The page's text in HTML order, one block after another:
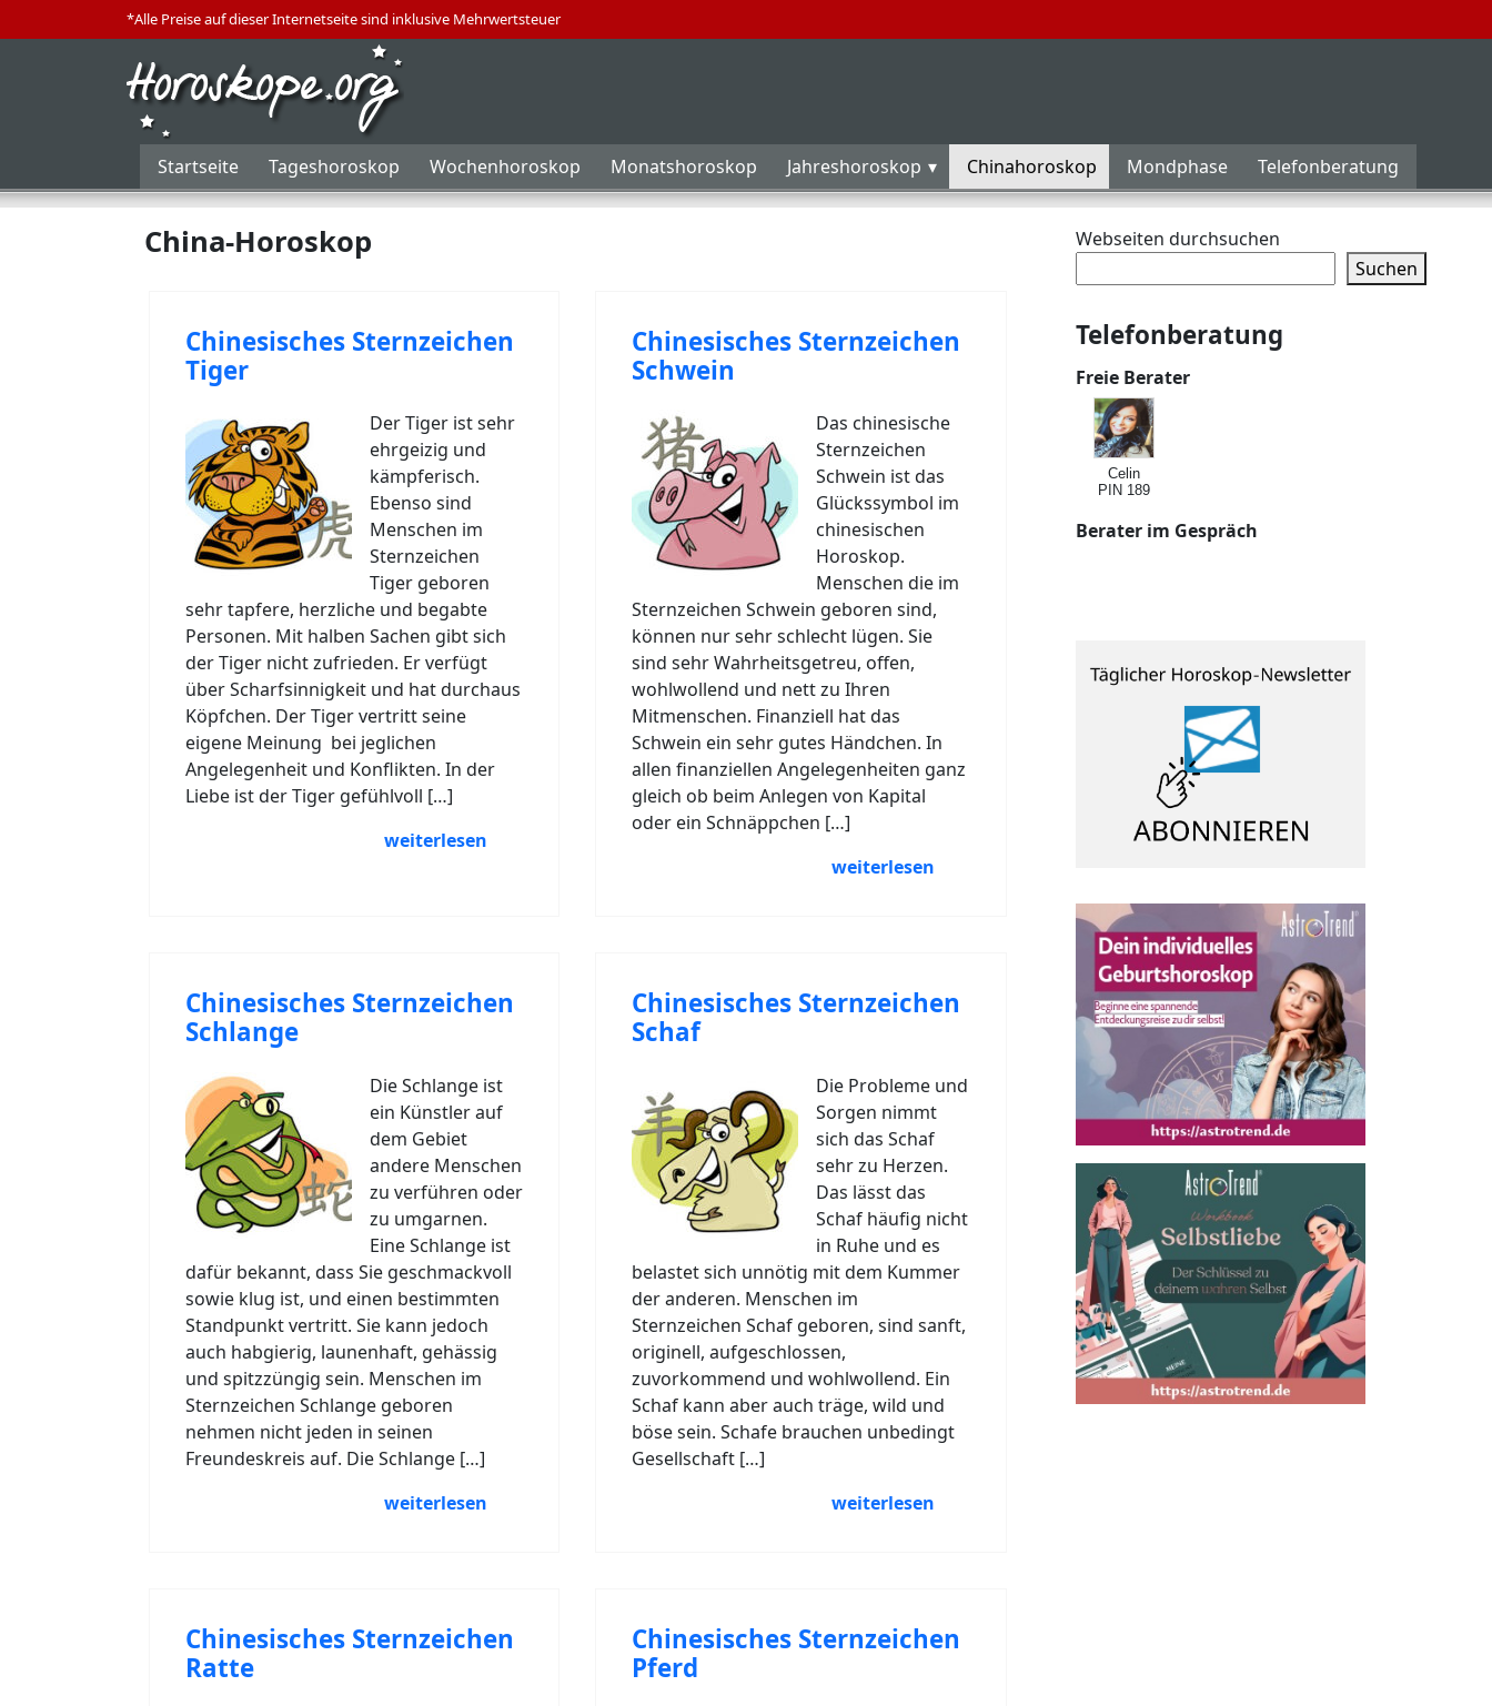
*Alle Preise auf dieser Internetseite sind inklusive Mehrwertsteuer
Startseite Tageshoroskop Wochenhoroskop Monatshoroskop Jahreshoroskop Chinahoroskop Mondphase Telefonberatung
China-Horoskop
Chinesisches Sternzeichen
Tiger
Der Tiger ist sehr
ehrgeizig und
kämpferisch.
Ebenso sind
Menschen im
Sternzeichen
Tiger geboren
sehr tapfere, herzliche und begabte
Personen. Mit halben Sachen gibt sich
der Tiger nicht zufrieden. Er verfügt
über Scharfsinnigkeit und hat durchaus
Köpfchen. Der Tiger vertritt seine
eigene Meinung bei jeglichen
Angelegenheit und Konflikten. In der
Liebe ist der Tiger gefühlvoll […]
weiterlesen
Chinesisches Sternzeichen
Schwein
Das chinesische
Sternzeichen
Schwein ist das
Glückssymbol im
chinesischen
Horoskop.
Menschen die im
Sternzeichen Schwein geboren sind,
können nur sehr schlecht lügen. Sie
sind sehr Wahrheitsgetreu, offen,
wohlwollend und nett zu Ihren
Mitmenschen. Finanziell hat das
Schwein ein sehr gutes Händchen. In
allen finanziellen Angelegenheiten ganz
gleich ob beim Anlegen von Kapital
oder ein Schnäppchen […]
weiterlesen
Chinesisches Sternzeichen
Schlange
Die Schlange ist
ein Künstler auf
dem Gebiet
andere Menschen
zu verführen oder
zu umgarnen.
Eine Schlange ist
dafür bekannt, dass Sie geschmackvoll
sowie klug ist, und einen bestimmten
Standpunkt vertritt. Sie kann jedoch
auch habgierig, launenhaft, gehässig
und spitzzüngig sein. Menschen im
Sternzeichen Schlange geboren
nehmen nicht jeden in seinen
Freundeskreis auf. Die Schlange […]
weiterlesen
Chinesisches Sternzeichen
Schaf
Die Probleme und
Sorgen nimmt
sich das Schaf
sehr zu Herzen.
Das lässt das
Schaf häufig nicht
in Ruhe und es
belastet sich unnötig mit dem Kummer
der anderen. Menschen im
Sternzeichen Schaf geboren, sind sanft,
originell, aufgeschlossen,
zuvorkommend und wohlwollend. Ein
Schaf kann aber auch träge, wild und
böse sein. Schafe brauchen unbedingt
Gesellschaft […]
weiterlesen
Chinesisches Sternzeichen
Ratte
Chinesisches Sternzeichen
Pferd
Webseiten durchsuchen
Suchen
Telefonberatung
Freie Berater
Celin
PIN 189
Berater im Gespräch